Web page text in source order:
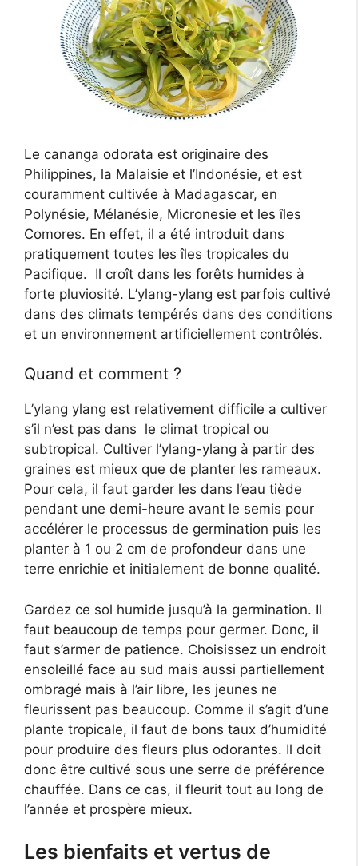
Le cananga odorata est originaire des
Philippines, la Malaisie et l’Indonésie, et est
couramment cultivée à Madagascar, en
Polynésie, Mélanésie, Micronesie et les îles
Comores. En effet, il a été introduit dans
pratiquement toutes les îles tropicales du
Pacifique. Il croît dans les forêts humides à
forte pluviosité. L’ylang-ylang est parfois cultivé
dans des climats tempérés dans des conditions
et un environnement artificiellement contrôlés.
Quand et comment ?
L’ylang ylang est relativement difficile a cultiver
s’il n’est pas dans le climat tropical ou
subtropical. Cultiver l’ylang-ylang à partir des
graines est mieux que de planter les rameaux.
Pour cela, il faut garder les dans l’eau tiède
pendant une demi-heure avant le semis pour
accélérer le processus de germination puis les
planter à 1 ou 2 cm de profondeur dans une
terre enrichie et initialement de bonne qualité.
Gardez ce sol humide jusqu’à la germination. Il
faut beaucoup de temps pour germer. Donc, il
faut s’armer de patience. Choisissez un endroit
ensoleillé face au sud mais aussi partiellement
ombragé mais à l’air libre, les jeunes ne
fleurissent pas beaucoup. Comme il s’agit d’une
plante tropicale, il faut de bons taux d’humidité
pour produire des fleurs plus odorantes. Il doit
donc être cultivé sous une serre de préférence
chauffée. Dans ce cas, il fleurit tout au long de
l’année et prospère mieux.
Les bienfaits et vertus de